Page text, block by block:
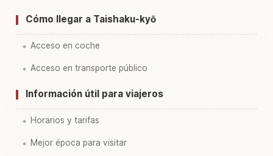
Cómo llegar a Taishaku-kyō
Acceso en coche
Acceso en transporte público
Información útil para viajeros
Horarios y tarifas
Mejor época para visitar